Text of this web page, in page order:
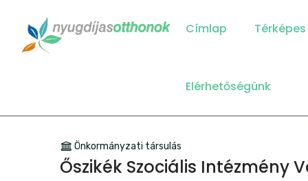
Navigation
Címlap
Elérhetőségünk
Önkormányzati társulás
Őszikék Szociális Intézmény